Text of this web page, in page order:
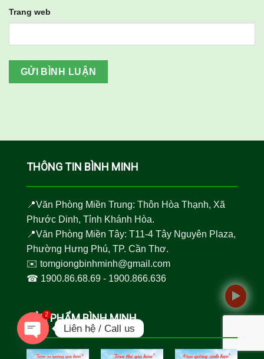
Trang web
THÔNG TIN BÌNH MINH
📍Văn Phòng Miền Trung: Thôn Hòa Thạnh, Xã
Phước Dinh, Tỉnh Khánh Hòa.
📍Văn Phòng Miền Tây: T11-4 Tây Nguyên Plaza,
Phường Hưng Phú, TP. Cần Thơ.
✉️ tomgiongbinhminh@gmail.com
☎︎ 1900.86.68.69- 1900.866.636
SẢN PHẨM BÌNH MINH
Liên hệ / Call us
2